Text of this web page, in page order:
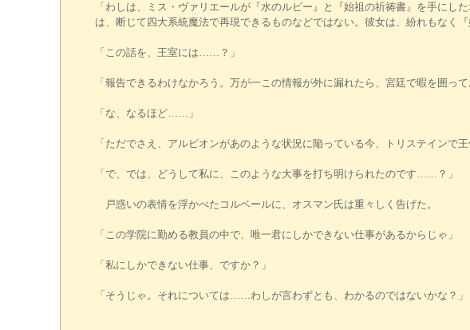
「わしは、ミス・ヴァリエールが『水のルビー』と『始祖の祈祷書』を手に
は、断じて四大系統魔法で再現できるものなどではない。彼女は、紛れもなく
「この話を、王室には……？」
「報告できるわけなかろう。万が一この情報が外に漏れたら、宮廷で暇を囲っ
「な、なるほど……」
「ただでさえ、アルビオンがあのような状況に陥っている今、トリステインで
「で、では、どうして私に、このような大事を打ち明けられたのです……？」
戸惑いの表情を浮かべたコルベールに、オスマン氏は重々しく告げた。
「この学院に勤める教員の中で、唯一君にしかできない仕事があるからじゃ」
「私にしかできない仕事、ですか？」
「そうじゃ。それについては……わしが言わずとも、わかるのではないかな？」